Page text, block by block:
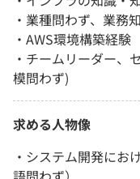
・業種問わず、業務
・AWS環境構築経験
・チームリーダー、
模問わず)
求める人物像
・システム開発にお